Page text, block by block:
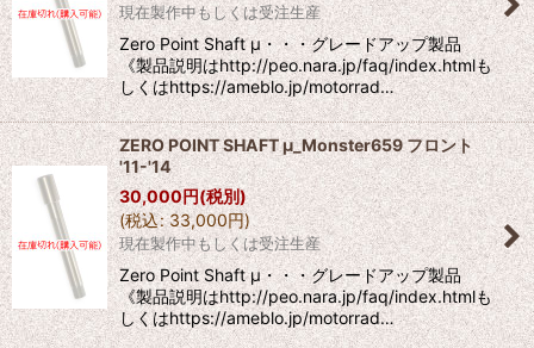
現在製作中もしくは受注生産
Zero Point Shaft μ・・・グレードアップ製品
《製品説明はhttp://peo.nara.jp/faq/index.htmlも
しくはhttps://ameblo.jp/motorrad…
ZERO POINT SHAFT μ_Monster659 フロント
'11-'14
30,000円(税別)
(税込: 33,000円)
現在製作中もしくは受注生産
Zero Point Shaft μ・・・グレードアップ製品
《製品説明はhttp://peo.nara.jp/faq/index.htmlも
しくはhttps://ameblo.jp/motorrad…